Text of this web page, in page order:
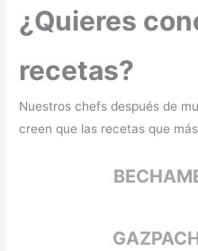
¿Quieres
recetas?
Nuestros chefs después de
creen que las recetas que